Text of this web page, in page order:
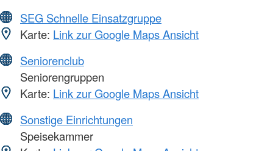
SEG Schnelle Einsatzgruppe
Karte: Link zur Google Maps Ansicht
Seniorenclub
Seniorengruppen
Karte: Link zur Google Maps Ansicht
Sonstige Einrichtungen
Speisekammer